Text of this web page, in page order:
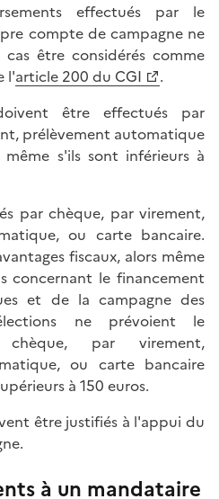
effectués par le
compte de campagne ne
être considérés comme
l'article 200 du CGI
.
être effectués par
prélèvement automatique
s'ils sont inférieurs à
par chèque, par virement,
ou carte bancaire.
fiscaux, alors même
concernant le financement
et de la campagne des
ne prévoient le
par virement,
ou carte bancaire
à 150 euros.
être justifiés à l'appui du
à un mandataire